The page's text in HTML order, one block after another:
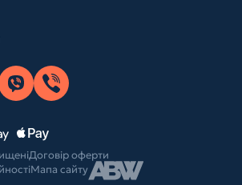
Договір оферти
Мапа сайту